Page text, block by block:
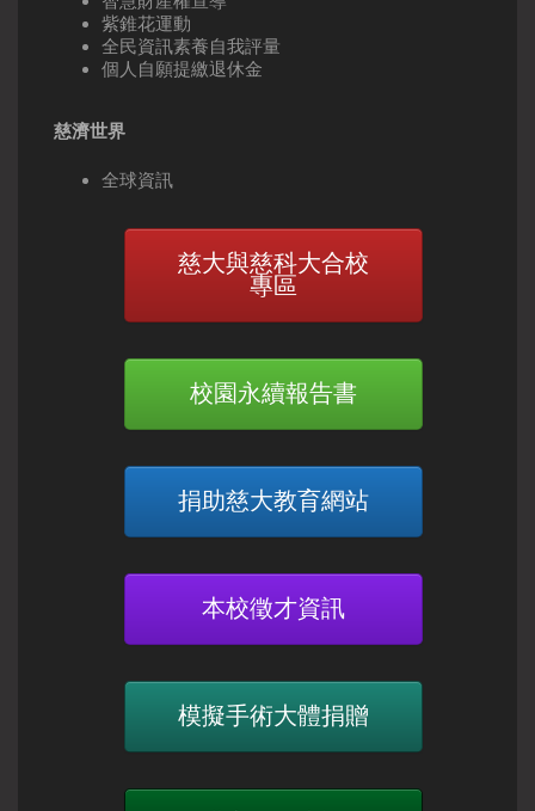
紫錐花運動
全民資訊素養自我評量
個人自願提繳退休金
慈濟世界
全球資訊
慈大與慈科大合校
專區
校園永續報告書
捐助慈大教育網站
本校徵才資訊
模擬手術大體捐贈